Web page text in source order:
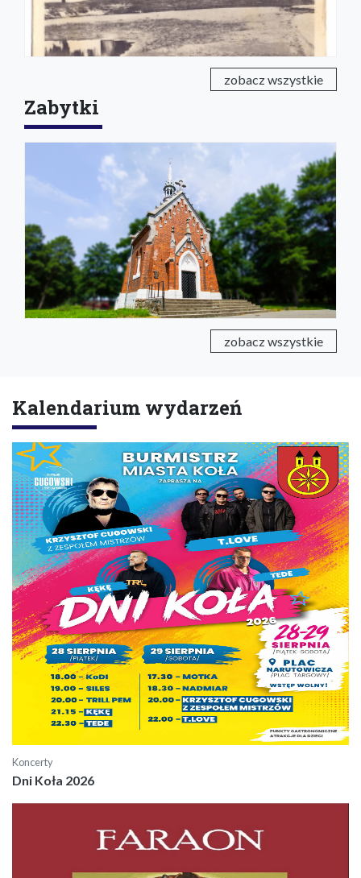
zobacz wszystkie
Zabytki
zobacz wszystkie
Kalendarium wydarzeń
Koncerty
Dni Koła 2026